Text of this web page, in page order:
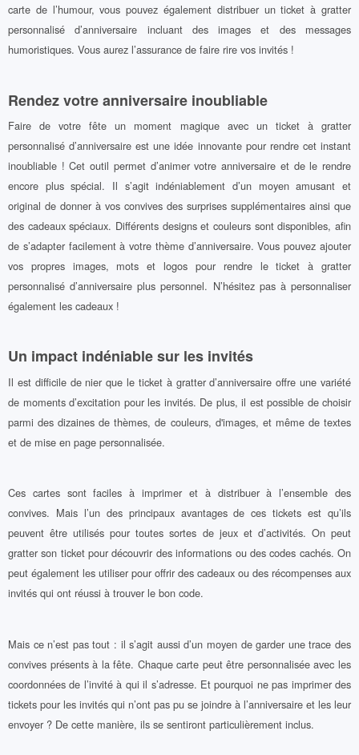
carte de l’humour, vous pouvez également distribuer un ticket à gratter
personnalisé d’anniversaire incluant des images et des messages
humoristiques. Vous aurez l’assurance de faire rire vos invités !
Rendez votre anniversaire inoubliable
Faire de votre fête un moment magique avec un ticket à gratter
personnalisé d’anniversaire est une idée innovante pour rendre cet instant
inoubliable ! Cet outil permet d’animer votre anniversaire et de le rendre
encore plus spécial. Il s’agit indéniablement d’un moyen amusant et
original de donner à vos convives des surprises supplémentaires ainsi que
des cadeaux spéciaux. Différents designs et couleurs sont disponibles, afin
de s’adapter facilement à votre thème d’anniversaire. Vous pouvez ajouter
vos propres images, mots et logos pour rendre le ticket à gratter
personnalisé d’anniversaire plus personnel. N’hésitez pas à personnaliser
également les cadeaux !
Un impact indéniable sur les invités
Il est difficile de nier que le ticket à gratter d’anniversaire offre une variété
de moments d’excitation pour les invités. De plus, il est possible de choisir
parmi des dizaines de thèmes, de couleurs, d'images, et même de textes
et de mise en page personnalisée.
Ces cartes sont faciles à imprimer et à distribuer à l’ensemble des
convives. Mais l’un des principaux avantages de ces tickets est qu’ils
peuvent être utilisés pour toutes sortes de jeux et d’activités. On peut
gratter son ticket pour découvrir des informations ou des codes cachés. On
peut également les utiliser pour offrir des cadeaux ou des récompenses aux
invités qui ont réussi à trouver le bon code.
Mais ce n’est pas tout : il s’agit aussi d’un moyen de garder une trace des
convives présents à la fête. Chaque carte peut être personnalisée avec les
coordonnées de l’invité à qui il s’adresse. Et pourquoi ne pas imprimer des
tickets pour les invités qui n’ont pas pu se joindre à l’anniversaire et les leur
envoyer ? De cette manière, ils se sentiront particulièrement inclus.